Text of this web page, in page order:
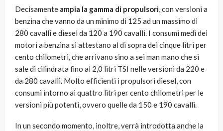
Decisamente ampia la gamma di propulsori, con versioni a
benzina che vanno da un minimo di 125 ad un massimo di
280 cavalli e diesel da 120 a 190 cavalli. I consumi medi dei
motori a benzina si attestano al di sopra dei cinque litri per
cento chilometri, che arrivano sino a sei man mano che si
sale di cilindrata fino al 2,0 litri TSI nelle versioni da 220 e
da 280 cavalli. Molto efficienti i propulsori diesel, con
consumi intorno ai quattro litri per cento chilometri per le
versioni più potenti, ovvero quelle da 150 e 190 cavalli.
In un secondo momento, inoltre, verrà introdotta anche la